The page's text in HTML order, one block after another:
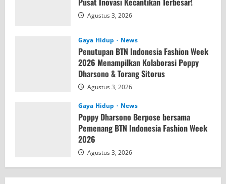
Agustus 3, 2026
Gaya Hidup News
Penutupan BTN Indonesia Fashion Week
2026 Menampilkan Kolaborasi Poppy
Dharsono & Torang Sitorus
Agustus 3, 2026
Gaya Hidup News
Poppy Dharsono Berpose bersama
Pemenang BTN Indonesia Fashion Week
2026
Agustus 3, 2026